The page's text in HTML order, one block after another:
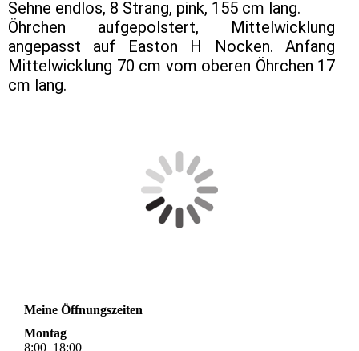
Sehne endlos, 8 Strang, pink, 155 cm lang.
Öhrchen aufgepolstert, Mittelwicklung
angepasst auf Easton H Nocken. Anfang
Mittelwicklung 70 cm vom oberen Öhrchen 17
cm lang.
Meine Öffnungszeiten
Montag
8:00–18:00